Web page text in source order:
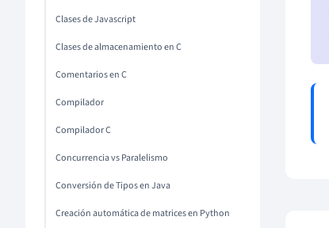
Clases de Javascript
Clases de almacenamiento en C
Comentarios en C
Compilador
Compilador C
Concurrencia vs Paralelismo
Conversión de Tipos en Java
Creación automática de matrices en Python